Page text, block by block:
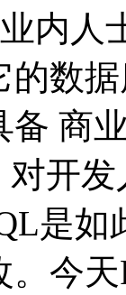
内人
的数
备 商
开
是
今